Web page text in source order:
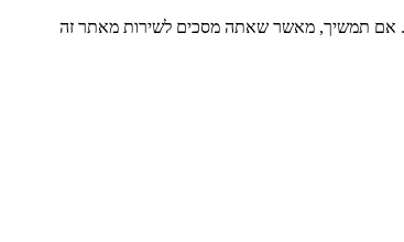
אם תמשיך, מאשר שאתה מסכים לשירות מאתר זה